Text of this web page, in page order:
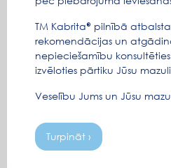
TM Kabrita
pilnībā atbalsta
rekomendācijas un
nepieciešamību
izvēloties pārtiku Jūsu
Veselību Jums un Jūsu
Turpināt ›